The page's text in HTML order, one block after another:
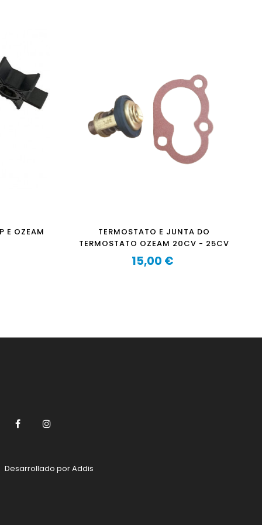
E OZEAM
TERMOSTATO E JUNTA DO
TERMOSTATO OZEAM 20CV - 25CV
Preço
15,00 €
Facebook
Desarrollado porAddis